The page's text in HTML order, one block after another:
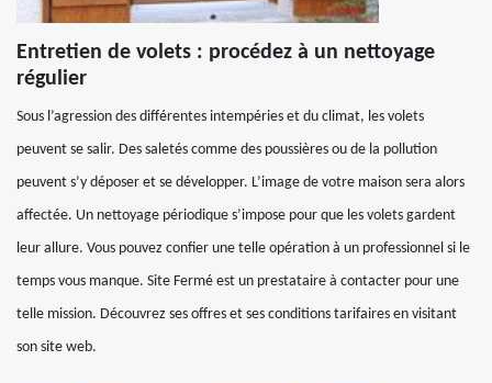
Entretien de volets : procédez à un nettoyage
régulier
Sous l’agression des différentes intempéries et du climat, les volets
peuvent se salir. Des saletés comme des poussières ou de la pollution
peuvent s’y déposer et se développer. L’image de votre maison sera alors
affectée. Un nettoyage périodique s’impose pour que les volets gardent
leur allure. Vous pouvez confier une telle opération à un professionnel si le
temps vous manque. Site Fermé est un prestataire à contacter pour une
telle mission. Découvrez ses offres et ses conditions tarifaires en visitant
son site web.